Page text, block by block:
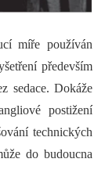
míře používán
především
sedace. Dokáže
postižení
technických
do budoucna